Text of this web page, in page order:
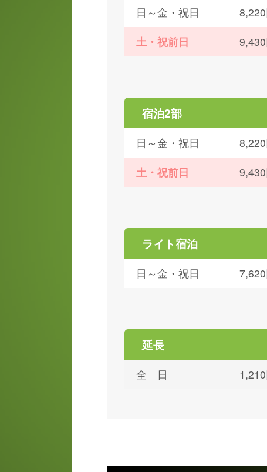
日～金・祝日
8,220
土・祝前日
9,430
宿泊2部
日～金・祝日
8,220
土・祝前日
9,430
ライト宿泊
日～金・祝日 7,620
延長
全 日